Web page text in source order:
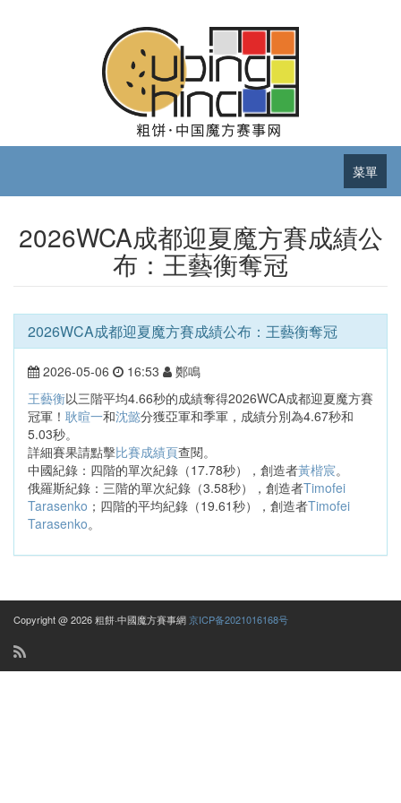
菜單
2026WCA成都迎夏魔方賽成績公
布：王藝衡奪冠
2026WCA成都迎夏魔方賽成績公布：王藝衡奪冠
2026-05-06 16:53
鄭鳴
王藝衡以三階平均4.66秒的成績奪得2026WCA成都迎夏魔方賽
冠軍！ 耿暄一和沈懿分獲亞軍和季軍，成績分別為4.67秒和
5.03秒。
詳細賽果請點擊比賽成績頁查閱。
中國紀錄：四階的單次紀錄（17.78秒），創造者黃楷宸。
俄羅斯紀錄：三階的單次紀錄（3.58秒），創造者Timofei
Tarasenko ；四階的平均紀錄（19.61秒），創造者Timofei
Tarasenko。
Copyright @ 2026 粗餅·中國魔方賽事網京ICP备2021016168号